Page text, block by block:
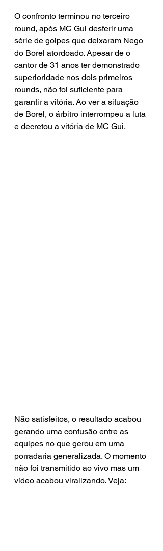
O confronto terminou no terceiro
round, após MC Gui desferir uma
série de golpes que deixaram Nego
do Borel atordoado. Apesar de o
cantor de 31 anos ter demonstrado
superioridade nos dois primeiros
rounds, não foi suficiente para
garantir a vitória. Ao ver a situação
de Borel, o árbitro interrompeu a luta
e decretou a vitória de MC Gui.
Não satisfeitos, o resultado acabou
gerando uma confusão entre as
equipes no que gerou em uma
porradaria generalizada. O momento
não foi transmitido ao vivo mas um
vídeo acabou viralizando. Veja: